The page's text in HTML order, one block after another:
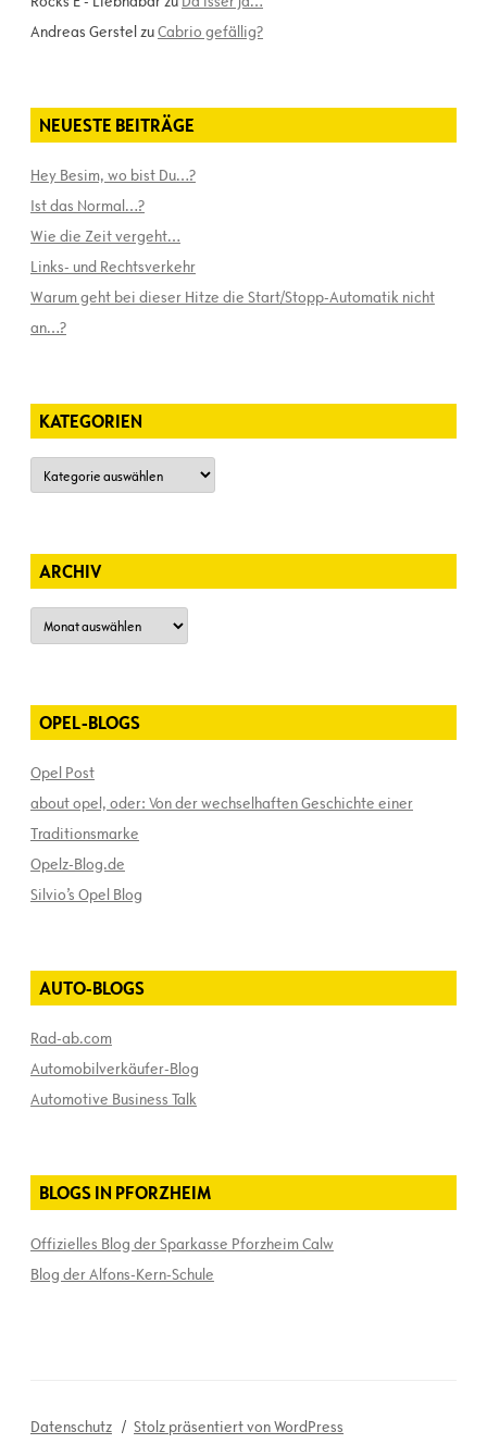
Andreas GerstelzuCabrio gefällig?
NEUESTE BEITRÄGE
Hey Besim, wo bist Du…?
Ist das Normal…?
Wie die Zeit vergeht…
Links- und Rechtsverkehr
Warum geht bei dieser Hitze die Start/Stopp-Automatik nicht
an…?
KATEGORIEN
Kategorien
ARCHIV
Archiv
OPEL-BLOGS
Opel Post
about opel, oder: Von der wechselhaften Geschichte einer
Traditionsmarke
Opelz-Blog.de
Silvio’s Opel Blog
AUTO-BLOGS
Rad-ab.com
Automobilverkäufer-Blog
Automotive Business Talk
BLOGS IN PFORZHEIM
Offizielles Blog der Sparkasse Pforzheim Calw
Blog der Alfons-Kern-Schule
Datenschutz Stolz präsentiert von WordPress